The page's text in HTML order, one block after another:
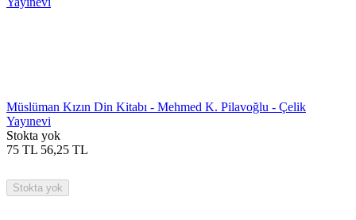
Müslüman Kızın Din Kitabı - Mehmed K. Pilavoğlu - Çelik
Yayınevi
Stokta yok
75 TL 56,25 TL
Stokta yok